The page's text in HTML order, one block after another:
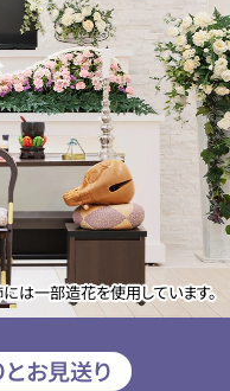
は一部造花を使用しています。
お見送り